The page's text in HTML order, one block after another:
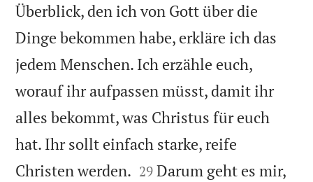
Überblick, den ich von Gott über die
Dinge bekommen habe, erkläre ich das
jedem Menschen. Ich erzähle euch,
worauf ihr aufpassen müsst, damit ihr
alles bekommt, was Christus für euch
hat. Ihr sollt einfach starke, reife
Christen werden. 

29 Darum geht es mir,